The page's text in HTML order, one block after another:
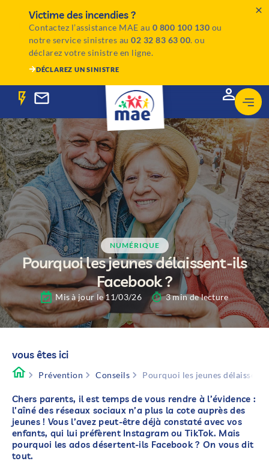
Victime des incendies ?
Contactez l’assistance MAE au 0 800 100 130 ou
notre service sinistres au02 32 83 63 00. ou
déclarez votre sinistre en ligne.
DÉCLAREZ UN SINISTRE
NUMÉRIQUE
Pourquoi les jeunes délaissent-ils
Facebook ?
Mis à jour le 11/03/26 3 min de lecture
vous êtes ici
Prévention Conseils Pourquoi les jeunes délaissent-
Chers parents, il est temps de vous rendre à l’évidence :
l’aîné des réseaux sociaux n’a plus la cote auprès des
jeunes ! Vous l’avez peut-être déjà constaté avec vos
enfants, qui lui préfèrent Instagram ou TikTok. Mais
pourquoi les ados désertent-ils Facebook ? On vous dit
tout.